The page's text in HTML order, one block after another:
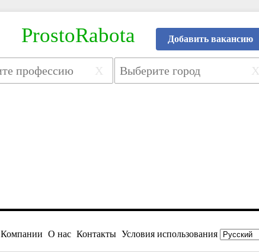
ProstoRabota Добавить вакансию
X X
Компании О нас Контакты Условия использования